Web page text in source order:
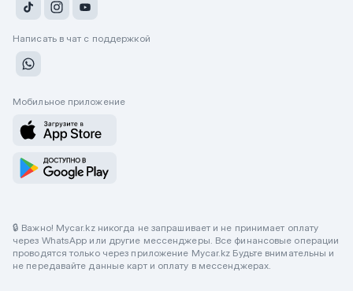
Написать в чат с поддержкой
Мобильное приложение
🔒 Важно! Mycar.kz никогда не запрашивает и не принимает оплату
через WhatsApp или другие мессенджеры. Все финансовые операции
проводятся только через приложение Mycar.kz Будьте внимательны и
не передавайте данные карт и оплату в мессенджерах.